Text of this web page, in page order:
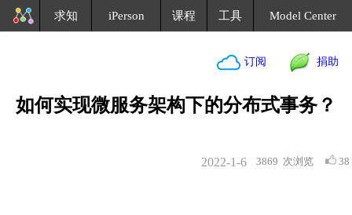
求知 iPerson 课程 工具 Model Center
订阅 捐助
如何实现微服务架构下的分布式事务？
3869 次浏览 38
2022-1-6